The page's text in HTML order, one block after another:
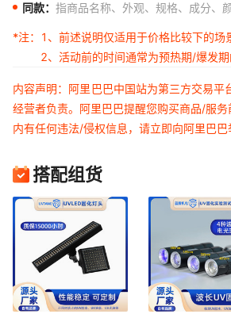
同款： 指商品名称、外观、规格、成分、
*注：
1、前述说明仅适用于价格比较下的场
2、活动前的时间通常为预热期/爆发
内容声明：阿里巴巴中国站为第三方交易
经营者负责。阿里巴巴提醒您购买商品/服
内有任何违法/侵权信息，请立即向阿里巴巴
搭配组货